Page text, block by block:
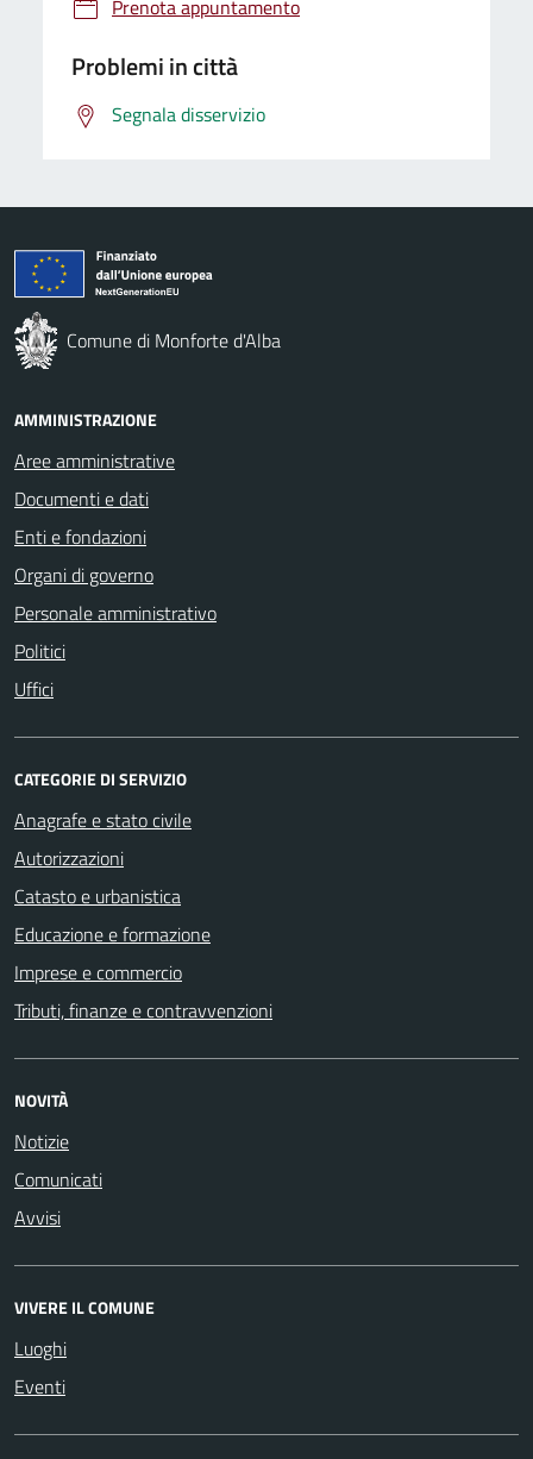
Prenota appuntamento
Problemi in città
Segnala disservizio
Comune di Monforte d'Alba
AMMINISTRAZIONE
Aree amministrative
Documenti e dati
Enti e fondazioni
Organi di governo
Personale amministrativo
Politici
Uffici
CATEGORIE DI SERVIZIO
Anagrafe e stato civile
Autorizzazioni
Catasto e urbanistica
Educazione e formazione
Imprese e commercio
Tributi, finanze e contravvenzioni
NOVITÀ
Notizie
Comunicati
Avvisi
VIVERE IL COMUNE
Luoghi
Eventi